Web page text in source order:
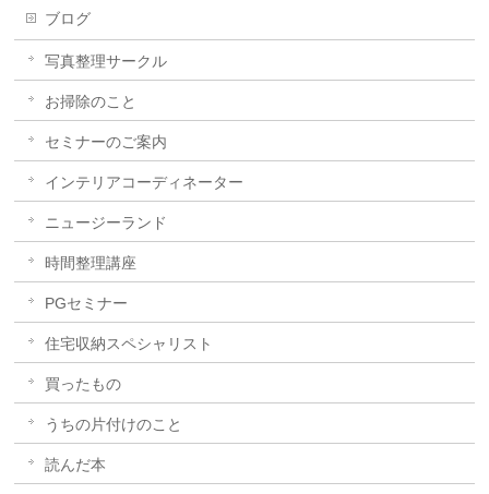
ブログ
写真整理サークル
お掃除のこと
セミナーのご案内
インテリアコーディネーター
ニュージーランド
時間整理講座
PGセミナー
住宅収納スペシャリスト
買ったもの
うちの片付けのこと
読んだ本